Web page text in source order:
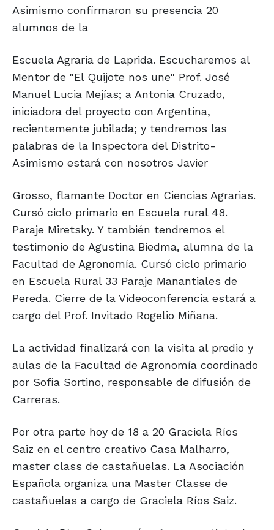
Asimismo confirmaron su presencia 20
alumnos de la
Escuela Agraria de Laprida. Escucharemos al
Mentor de "El Quijote nos une" Prof. José
Manuel Lucia Mejías; a Antonia Cruzado,
iniciadora del proyecto con Argentina,
recientemente jubilada; y tendremos las
palabras de la Inspectora del Distrito-
Asimismo estará con nosotros Javier
Grosso, flamante Doctor en Ciencias Agrarias.
Cursó ciclo primario en Escuela rural 48.
Paraje Miretsky. Y también tendremos el
testimonio de Agustina Biedma, alumna de la
Facultad de Agronomía. Cursó ciclo primario
en Escuela Rural 33 Paraje Manantiales de
Pereda. Cierre de la Videoconferencia estará a
cargo del Prof. Invitado Rogelio Miñana.
La actividad finalizará con la visita al predio y
aulas de la Facultad de Agronomía coordinado
por Sofia Sortino, responsable de difusión de
Carreras.
Por otra parte hoy de 18 a 20 Graciela Ríos
Saiz en el centro creativo Casa Malharro,
master class de castañuelas. La Asociación
Española organiza una Master Classe de
castañuelas a cargo de Graciela Ríos Saiz.